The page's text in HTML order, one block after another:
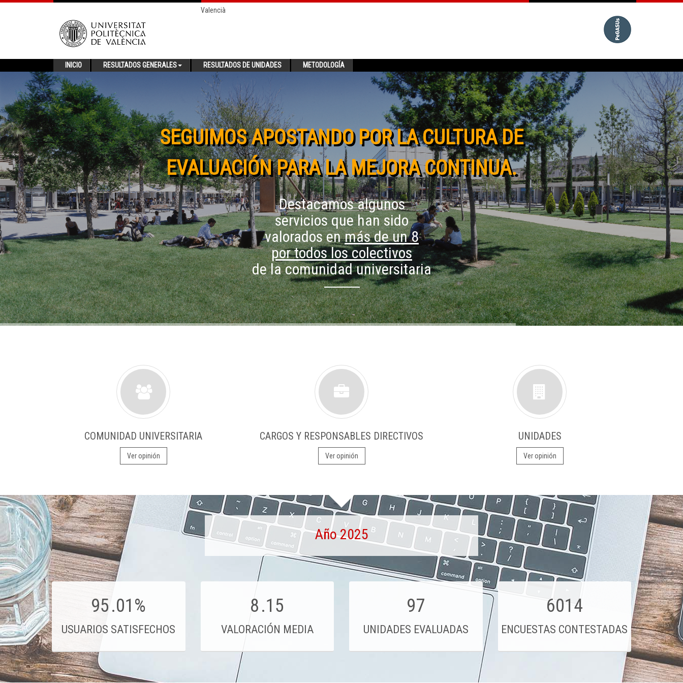
Valencià
INICIO RESULTADOS GENERALES RESULTADOS DE UNIDADES METODOLOGÍA
SEGUIMOS APOSTANDO POR LA CULTURA DE
EVALUACIÓN PARA LA MEJORA CONTINUA.
Destacamos algunos
servicios que han sido
valorados enmás de un 8
por todos los colectivos
de la comunidad universitaria
COMUNIDAD UNIVERSITARIA
Ver opinión
CARGOS Y RESPONSABLES DIRECTIVOS
Ver opinión
UNIDADES
Ver opinión
Año 2025
95.01%
USUARIOS SATISFECHOS
8.15
VALORACIÓN MEDIA
97
UNIDADES EVALUADAS
6014
ENCUESTAS CONTESTADAS